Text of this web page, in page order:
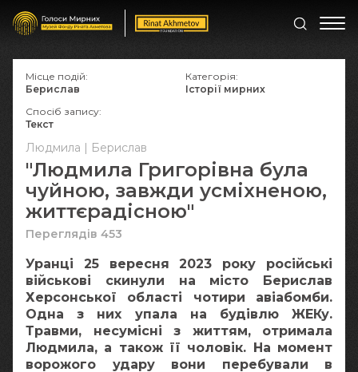
Людмила | Берислав
"Людмила Григорівна була
чуйною, завжди усміхненою,
життєрадісною"
Переглядів 453
Уранці 25 вересня 2023 року російські
військові скинули на місто Берислав
Херсонської області чотири авіабомби.
Одна з них упала на будівлю ЖЕКу.
Травми, несумісні з життям, отримала
Людмила, а також її чоловік. На момент
ворожого удару вони перебували в
Місце подій:
Берислав
Категорія:
Історії мирних
Спосіб запису:
Текст